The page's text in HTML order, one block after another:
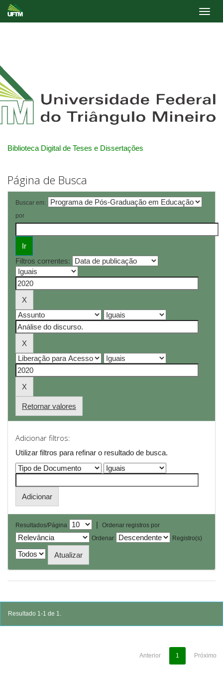
Biblioteca Digital de Teses e Dissertações
Página de Busca
Buscar em:
por
Filtros correntes:
Retornar valores
Adicionar filtros:
Utilizar filtros para refinar o resultado de busca.
Resultados/Página |
Ordenar registros por
Ordenar
Registro(s)
Resultado 1-1 de 1.
Anterior 1 Próximo